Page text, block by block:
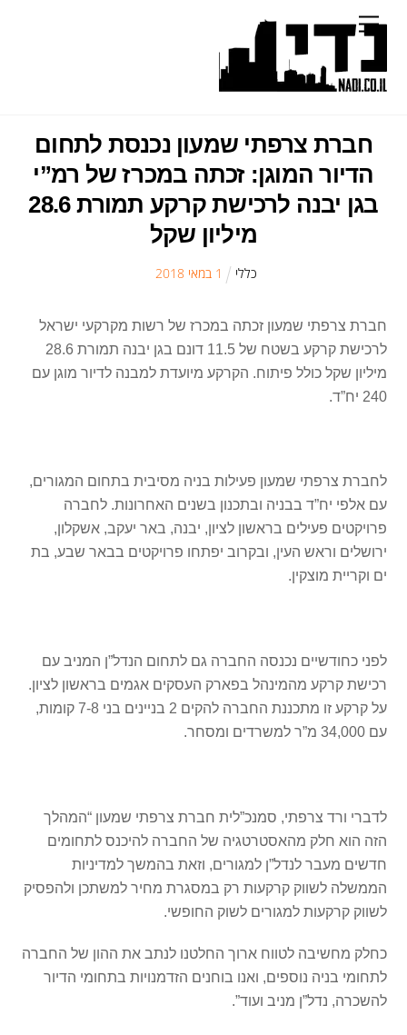
content
Menu
חברת צרפתי שמעון נכנסת לתחום
הדיור המוגן: זכתה במכרז של רמ”י
בגן יבנה לרכישת קרקע תמורת 28.6
מיליון שקל
כללי 1 במאי 2018
חברת צרפתי שמעון זכתה במכרז של רשות מקרקעי ישראל
לרכישת קרקע בשטח של 11.5 דונם בגן יבנה תמורת 28.6
מיליון שקל כולל פיתוח. הקרקע מיועדת למבנה לדיור מוגן עם
240 יח”ד.
לחברת צרפתי שמעון פעילות בניה מסיבית בתחום המגורים,
עם אלפי יח”ד בבניה ובתכנון בשנים האחרונות. לחברה
פרויקטים פעילים בראשון לציון, יבנה, באר יעקב, אשקלון,
ירושלים וראש העין, ובקרוב יפתחו פרויקטים בבאר שבע, בת
ים וקריית מוצקין.
לפני כחודשיים נכנסה החברה גם לתחום הנדל”ן המניב עם
רכישת קרקע מהמינהל בפארק העסקים אגמים בראשון לציון.
על קרקע זו מתכננת החברה להקים 2 בניינים בני 7-8 קומות,
עם 34,000 מ”ר למשרדים ומסחר.
לדברי ורד צרפתי, סמנכ”לית חברת צרפתי שמעון “המהלך
הזה הוא חלק מהאסטרטגיה של החברה להיכנס לתחומים
חדשים מעבר לנדל”ן למגורים, וזאת בהמשך למדיניות
הממשלה לשווק קרקעות רק במסגרת מחיר למשתכן ולהפסיק
לשווק קרקעות למגורים לשוק החופשי.
כחלק מחשיבה לטווח ארוך החלטנו לנתב את ההון של החברה
לתחומי בניה נוספים, ואנו בוחנים הזדמנויות בתחומי הדיור
להשכרה, נדל”ן מניב ועוד”.